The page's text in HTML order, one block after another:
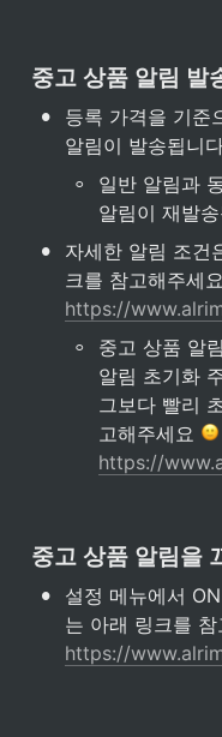
중고 상품 알림 발
•
등록 가격을 기준
알림이 발송됩니
◦
일반 알림과
알림이 재발
•
자세한 알림 조건
크를 참고해주세요
https://
◦
중고 상품 알
알림 초기화
그보다 빨리
고해주세요
https://
중고 상품 알림을
•
설정 메뉴에서
는 아래 링크를 참
https://